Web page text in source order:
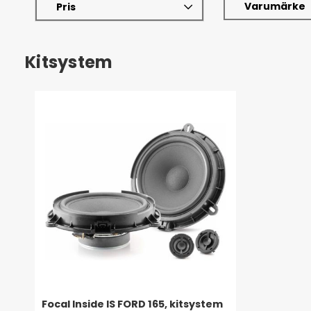
Pris Varumärke
Kitsystem
Focal Inside IS FORD 165, kitsystem